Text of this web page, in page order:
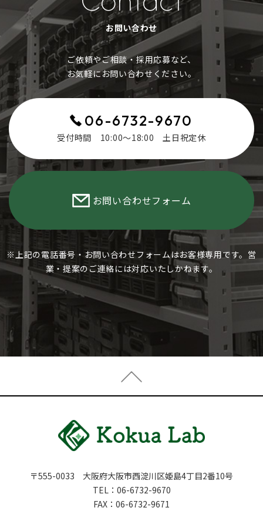
お問い合わせ
ご依頼やご相談・採用応募など、
お気軽にお問い合わせください。​​​​​​​
06-6732-9670
受付時間 10:00～18:00 土日祝定休
お問い合わせフォーム
※上記の電話番号・お問い合わせフォームはお客様専用です。営
業・提案のご連絡には対応いたしかねます。
〒555-0033 大阪府大阪市西淀川区姫島4丁目2番10号
TEL： 06-6732-9670
FAX：06-6732-9671